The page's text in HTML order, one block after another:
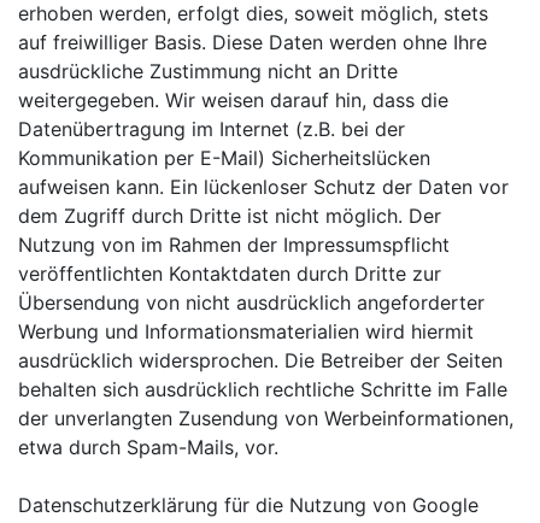
erhoben werden, erfolgt dies, soweit möglich, stets
auf freiwilliger Basis. Diese Daten werden ohne Ihre
ausdrückliche Zustimmung nicht an Dritte
weitergegeben. Wir weisen darauf hin, dass die
Datenübertragung im Internet (z.B. bei der
Kommunikation per E-Mail) Sicherheitslücken
aufweisen kann. Ein lückenloser Schutz der Daten vor
dem Zugriff durch Dritte ist nicht möglich. Der
Nutzung von im Rahmen der Impressumspflicht
veröffentlichten Kontaktdaten durch Dritte zur
Übersendung von nicht ausdrücklich angeforderter
Werbung und Informationsmaterialien wird hiermit
ausdrücklich widersprochen. Die Betreiber der Seiten
behalten sich ausdrücklich rechtliche Schritte im Falle
der unverlangten Zusendung von Werbeinformationen,
etwa durch Spam-Mails, vor.
Datenschutzerklärung für die Nutzung von Google